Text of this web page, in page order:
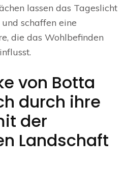
lassen das Tageslicht
schaffen eine
die das Wohlbefinden
von Botta
durch ihre
der
Landschaft